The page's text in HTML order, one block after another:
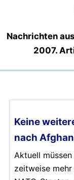
Nachrichten
2007.
Keine
nach
Aktuell
zeitweise